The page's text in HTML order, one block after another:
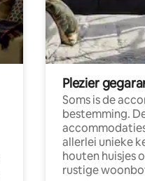
Plezier
Soms is de
bestemming.
allerlei unieke
houten huisjes
rustige